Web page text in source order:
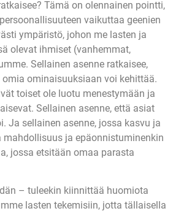
Tämä on olennainen pointti,
vaikuttaa geenien
ympäristö, johon me lasten ja
olevat ihmiset (vanhemmat,
Sellainen asenne ratkaisee,
omia ominaisuuksiaan voi kehittää.
toiset ole luotu menestymään ja
Sellainen asenne, että asiat
Ja sellainen asenne, jossa kasvu ja
mahdollisuus ja epäonnistuminenkin
jossa etsitään omaa parasta
– tuleekin kiinnittää huomiota
lasten tekemisiin, jotta tällaisella